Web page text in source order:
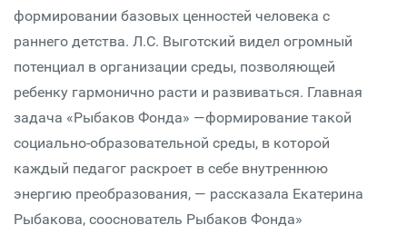
формировании базовых ценностей человека с
раннего детства. Л.С. Выготский видел огромный
потенциал в организации среды, позволяющей
ребенку гармонично расти и развиваться. Главная
задача «Рыбаков Фонда» —формирование такой
социально-образовательной среды, в которой
каждый педагог раскроет в себе внутреннюю
энергию преобразования, — рассказала Екатерина
Рыбакова, сооснователь Рыбаков Фонда»